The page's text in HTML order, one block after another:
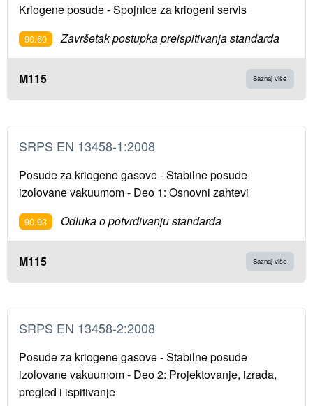
Kriogene posude - Spojnice za kriogeni servis
90.60 Završetak postupka preispitivanja standarda
M115 Saznaj više
SRPS EN 13458-1:2008
Posude za kriogene gasove - Stabilne posude
izolovane vakuumom - Deo 1: Osnovni zahtevi
90.93 Odluka o potvrđivanju standarda
M115 Saznaj više
SRPS EN 13458-2:2008
Posude za kriogene gasove - Stabilne posude
izolovane vakuumom - Deo 2: Projektovanje, izrada,
pregled i ispitivanje